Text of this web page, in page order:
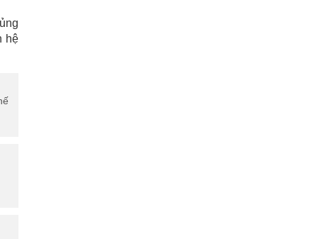
hệ